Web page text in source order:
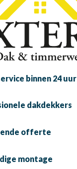
binnen 24 uur
dakdekkers
offerte
montage